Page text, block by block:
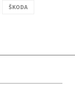
ŠKODA